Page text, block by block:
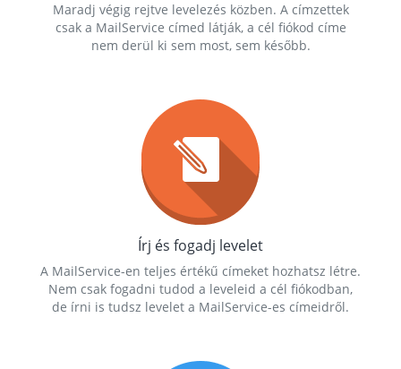
Maradj végig rejtve levelezés közben. A címzettek
csak a MailService címed látják, a cél fiókod címe
nem derül ki sem most, sem később.
Írj és fogadj levelet
A MailService-en teljes értékű címeket hozhatsz létre.
Nem csak fogadni tudod a leveleid a cél fiókodban,
de írni is tudsz levelet a MailService-es címeidről.